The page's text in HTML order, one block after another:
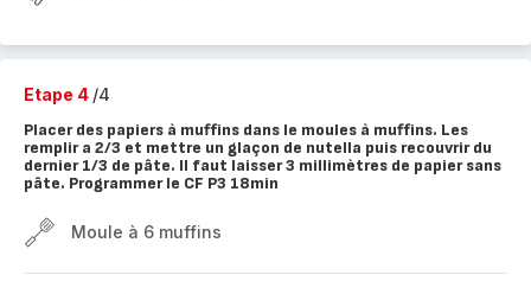
Etape 4 /4
Placer des papiers à muffins dans le moules à muffins. Les
remplir a 2/3 et mettre un glaçon de nutella puis recouvrir du
dernier 1/3 de pâte. Il faut laisser 3 millimètres de papier sans
pâte. Programmer le CF P3 18min
Moule à 6 muffins